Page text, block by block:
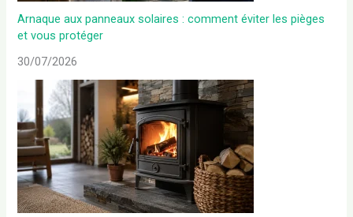
Arnaque aux panneaux solaires : comment éviter les pièges
et vous protéger
30/07/2026